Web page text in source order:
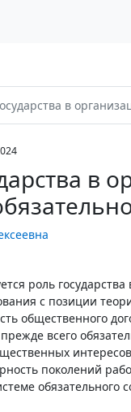
в организации и регулировании
в
роль
с позиции
общественного
всего
поколений